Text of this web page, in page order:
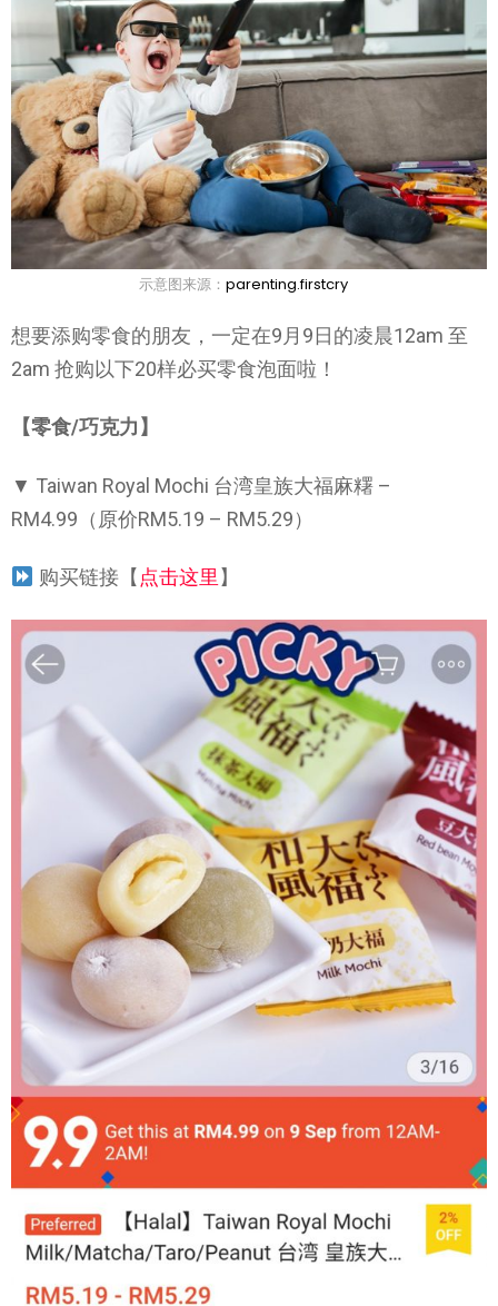
示意图来源： parenting.firstcry
想要添购零食的朋友，一定在9月9日的凌晨12am 至
2am 抢购以下20样必买零食泡面啦！
【零食/巧克力】
▼ Taiwan Royal Mochi 台湾皇族大福麻糬 –
RM4.99（原价RM5.19 – RM5.29）
购买链接【 点击这里 】